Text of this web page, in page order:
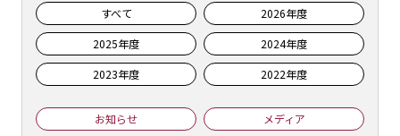
すべて
2026年度
2025年度
2024年度
2023年度
2022年度
お知らせ
メディア